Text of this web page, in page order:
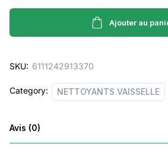
VAISSELLE
AGRUMES
quantity
Ajouter au
SKU: 6111242913370
Category: NETTOYANTS VAISSELLE
Avis (0)